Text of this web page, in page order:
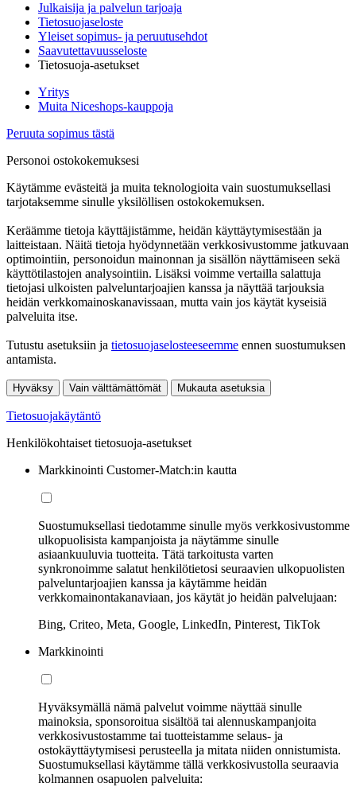
Julkaisija ja palvelun tarjoaja
Tietosuojaseloste
Yleiset sopimus- ja peruutusehdot
Saavutettavuusseloste
Tietosuoja-asetukset
Yritys
Muita Niceshops-kauppoja
Peruuta sopimus tästä
Personoi ostokokemuksesi
Käytämme evästeitä ja muita teknologioita vain suostumuksellasi
tarjotaksemme sinulle yksilöllisen ostokokemuksen.
Keräämme tietoja käyttäjistämme, heidän käyttäytymisestään ja
laitteistaan. Näitä tietoja hyödynnetään verkkosivustomme jatkuvaan
optimointiin, personoidun mainonnan ja sisällön näyttämiseen sekä
käyttötilastojen analysointiin. Lisäksi voimme vertailla salattuja
tietojasi ulkoisten palveluntarjoajien kanssa ja näyttää tarjouksia
heidän verkkomainoskanavissaan, mutta vain jos käytät kyseisiä
palveluita itse.
Tutustu asetuksiin ja tietosuojaselosteeseemme ennen suostumuksen
antamista.
Hyväksy Vain välttämättömät Mukauta asetuksia
Tietosuojakäytäntö
Henkilökohtaiset tietosuoja-asetukset
Markkinointi Customer-Match:in kautta
Suostumuksellasi tiedotamme sinulle myös verkkosivustomme
ulkopuolisista kampanjoista ja näytämme sinulle
asiaankuuluvia tuotteita. Tätä tarkoitusta varten
synkronoimme salatut henkilötietosi seuraavien ulkopuolisten
palveluntarjoajien kanssa ja käytämme heidän
verkkomainontakanaviaan, jos käytät jo heidän palvelujaan:
Bing, Criteo, Meta, Google, LinkedIn, Pinterest, TikTok
Markkinointi
Hyväksymällä nämä palvelut voimme näyttää sinulle
mainoksia, sponsoroitua sisältöä tai alennuskampanjoita
verkkosivustostamme tai tuotteistamme selaus- ja
ostokäyttäytymisesi perusteella ja mitata niiden onnistumista.
Suostumuksellasi käytämme tällä verkkosivustolla seuraavia
kolmannen osapuolen palveluita: